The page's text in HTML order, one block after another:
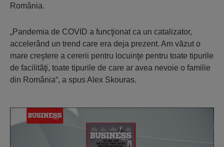
România.
„Pandemia de COVID a funcţionat ca un catalizator,
accelerând un trend care era deja prezent. Am văzut o
mare creştere a ce­re­rii pentru locuinţe pentru toate tipurile
de fa­cilităţi, toate tipurile de care ar avea ne­voie o familie
din România“, a spus Alex Skouras.